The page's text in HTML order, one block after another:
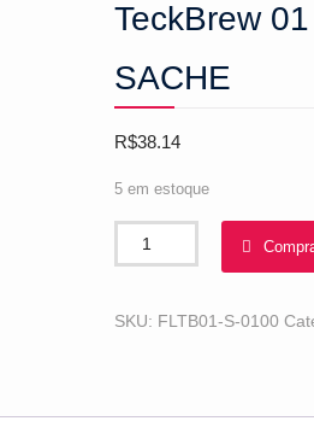
TeckBrew
SACHE
R$38.14
5 em estoque
TeckBrew
01
Ale
SKU: FLTB01-S-0100